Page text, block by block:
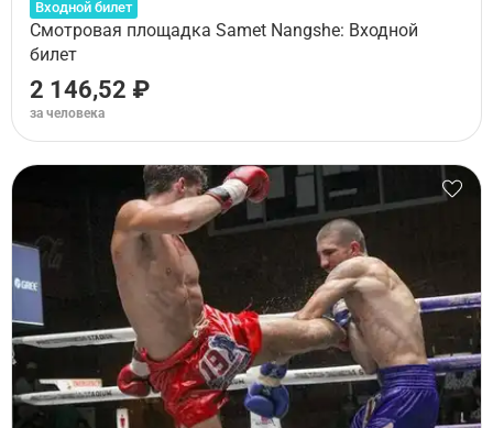
Входной билет
Смотровая площадка Samet Nangshe: Входной
билет
2 146,52 ₽
за человека